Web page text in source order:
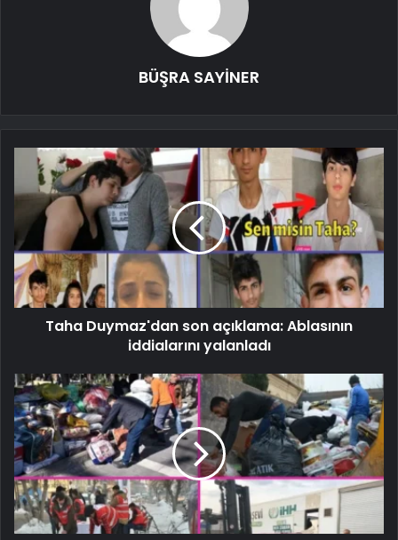
BÜŞRA SAYİNER
Taha Duymaz'dan son açıklama: Ablasının
iddialarını yalanladı